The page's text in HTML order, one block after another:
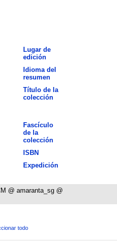
Lugar de
edición
Idioma del
resumen
Título de la
colección
Fascículo
de la
colección
ISBN
Expedición
@ amaranta_sg @
todo